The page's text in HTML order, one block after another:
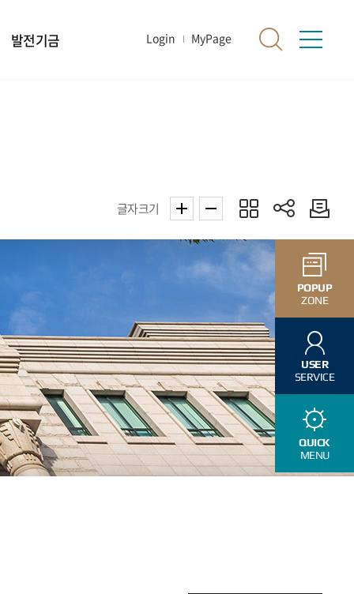
발전기금 Login MyPage
POPUP
ZONE
USER
SERVICE
QUICK
MENU
글자크기